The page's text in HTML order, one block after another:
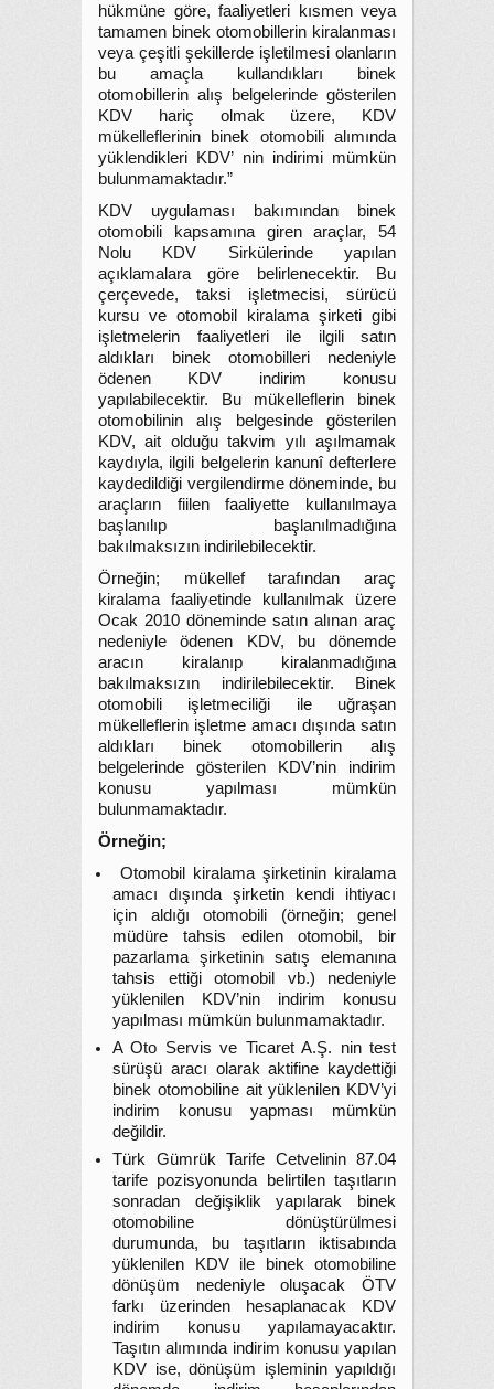
hükmüne göre, faaliyetleri kısmen veya
tamamen binek otomobillerin kiralanması
veya çeşitli şekillerde işletilmesi olanların
bu amaçla kullandıkları binek
otomobillerin alış belgelerinde gösterilen
KDV hariç olmak üzere, KDV
mükelleflerinin binek otomobili alımında
yüklendikleri KDV’ nin indirimi mümkün
bulunmamaktadır.”
KDV uygulaması bakımından binek
otomobili kapsamına giren araçlar, 54
Nolu KDV Sirkülerinde yapılan
açıklamalara göre belirlenecektir. Bu
çerçevede, taksi işletmecisi, sürücü
kursu ve otomobil kiralama şirketi gibi
işletmelerin faaliyetleri ile ilgili satın
aldıkları binek otomobilleri nedeniyle
ödenen KDV indirim konusu
yapılabilecektir. Bu mükelleflerin binek
otomobilinin alış belgesinde gösterilen
KDV, ait olduğu takvim yılı aşılmamak
kaydıyla, ilgili belgelerin kanunî defterlere
kaydedildiği vergilendirme döneminde, bu
araçların fiilen faaliyette kullanılmaya
başlanılıp başlanılmadığına
bakılmaksızın indirilebilecektir.
Örneğin; mükellef tarafından araç
kiralama faaliyetinde kullanılmak üzere
Ocak 2010 döneminde satın alınan araç
nedeniyle ödenen KDV, bu dönemde
aracın kiralanıp kiralanmadığına
bakılmaksızın indirilebilecektir. Binek
otomobili işletmeciliği ile uğraşan
mükelleflerin işletme amacı dışında satın
aldıkları binek otomobillerin alış
belgelerinde gösterilen KDV’nin indirim
konusu yapılması mümkün
bulunmamaktadır.
Örneğin;
Otomobil kiralama şirketinin kiralama
amacı dışında şirketin kendi ihtiyacı
için aldığı otomobili (örneğin; genel
müdüre tahsis edilen otomobil, bir
pazarlama şirketinin satış elemanına
tahsis ettiği otomobil vb.) nedeniyle
yüklenilen KDV’nin indirim konusu
yapılması mümkün bulunmamaktadır.
A Oto Servis ve Ticaret A.Ş. nin test
sürüşü aracı olarak aktifine kaydettiği
binek otomobiline ait yüklenilen KDV’yi
indirim konusu yapması mümkün
değildir.
Türk Gümrük Tarife Cetvelinin 87.04
tarife pozisyonunda belirtilen taşıtların
sonradan değişiklik yapılarak binek
otomobiline dönüştürülmesi
durumunda, bu taşıtların iktisabında
yüklenilen KDV ile binek otomobiline
dönüşüm nedeniyle oluşacak ÖTV
farkı üzerinden hesaplanacak KDV
indirim konusu yapılamayacaktır.
Taşıtın alımında indirim konusu yapılan
KDV ise, dönüşüm işleminin yapıldığı